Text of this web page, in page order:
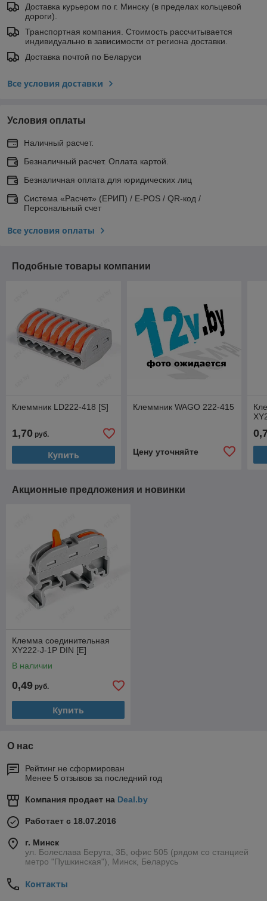
Доставка курьером по г. Минску (в пределах кольцевой
дороги).
Транспортная компания. Стоимость рассчитывается
индивидуально в зависимости от региона доставки.
Доставка почтой по Беларуси
Все условия доставки
Условия оплаты
Наличный расчет.
Безналичный расчет. Оплата картой.
Безналичная оплата для юридических лиц
Система «Расчет» (ЕРИП) / E-POS / QR-код /
Персональный счет
Все условия оплаты
Подобные товары компании
Клеммник LD222-418 [S]
1,70 руб.
Купить
Клеммник WAGO 222-415
Цену уточняйте
Акционные предложения и новинки
Клемма соединительная
XY222-J-1P DIN [E]
В наличии
0,49 руб.
Купить
О нас
Рейтинг не сформирован
Менее 5 отзывов за последний год
Компания продает на Deal.by
Работает с 18.07.2016
г. Минск
ул. Болеслава Берута, 3Б, офис 505 (рядом со станцией
метро "Пушкинская"), Минск, Беларусь
Контакты